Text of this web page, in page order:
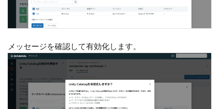
メッセージを確認して有効化します。